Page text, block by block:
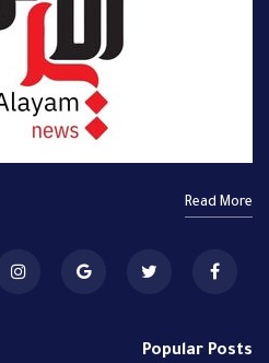
Read More
Popular Posts